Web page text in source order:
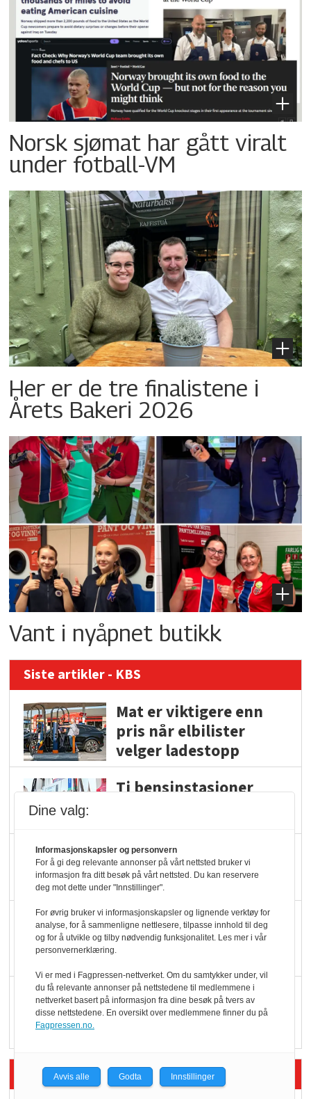
Norsk sjømat har gått viralt
under fotball-VM
Her er de tre finalistene i
Årets Bakeri 2026
Vant i nyåpnet butikk
Siste artikler - KBS
Mat er viktigere enn
pris når elbilister
velger ladestopp
Ti bensinstasjoner
Potetball, kylling og 98
oktan
KBS-bransjen i
endring: Stadig større
serveringstilbud
Vokser med ferdigmat
i dagligvare
Siste artikler - Butikk i praksis
Dine valg:
Informasjonskapsler og personvern
For å gi deg relevante annonser på vårt nettsted bruker vi
informasjon fra ditt besøk på vårt nettsted. Du kan reservere
deg mot dette under "Innstillinger".
For øvrig bruker vi informasjonskapsler og lignende verktøy for
analyse, for å sammenligne nettlesere, tilpasse innhold til deg
og for å utvikle og tilby nødvendig funksjonalitet. Les mer i vår
personvernerklæring.
Vi er med i Fagpressen-nettverket. Om du samtykker under, vil
du få relevante annonser på nettstedene til medlemmene i
nettverket basert på informasjon fra dine besøk på tvers av
disse nettstedene. En oversikt over medlemmene finner du på
Fagpressen.no.
Avvis alle Godta Innstillinger